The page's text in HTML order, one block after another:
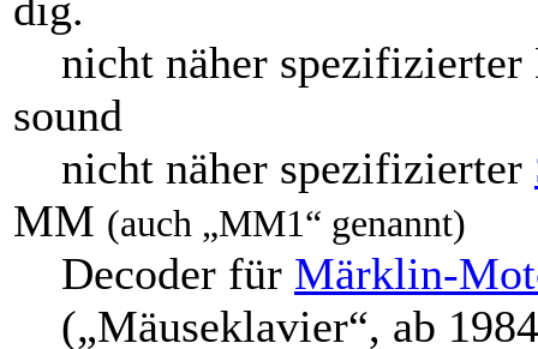
nicht näher
sound
nicht näher spezifizierter
MM (auch „MM1“ genannt)
Decoder für Märklin-
(„Mäuseklavier“, ab